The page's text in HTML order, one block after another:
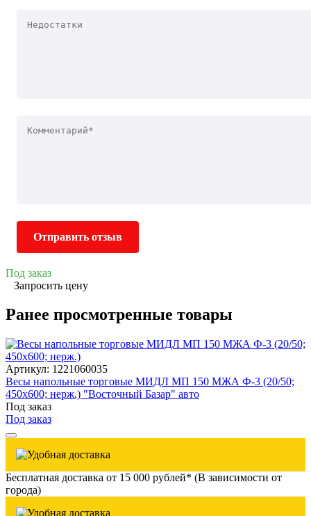
Отправить отзыв
Под заказ
Запросить цену
Ранее просмотренные товары
Артикул: 1221060035
Весы напольные торговые МИДЛ МП 150 МЖА Ф-3 (20/50;
450х600; нерж.) "Восточный Базар" авто
Под заказ
Под заказ
Бесплатная доставка от 15 000 рублей* (В зависимости от
города)